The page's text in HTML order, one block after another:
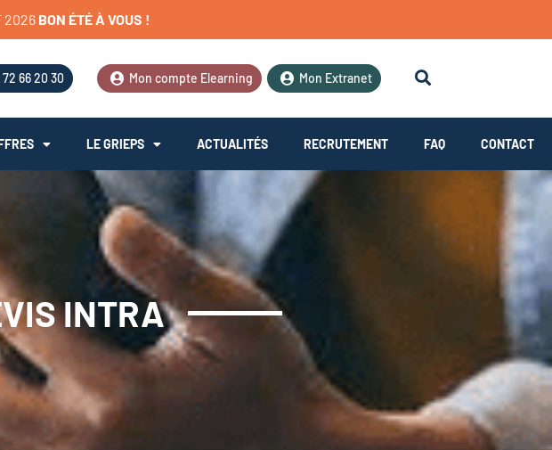
2026 BON ÉTÉÀ VOUS !
66 20 30 Mon compte Elearning Mon Extranet
LE GRIEPS ACTUALITÉS RECRUTEMENT FAQ CONTACT
INTRA